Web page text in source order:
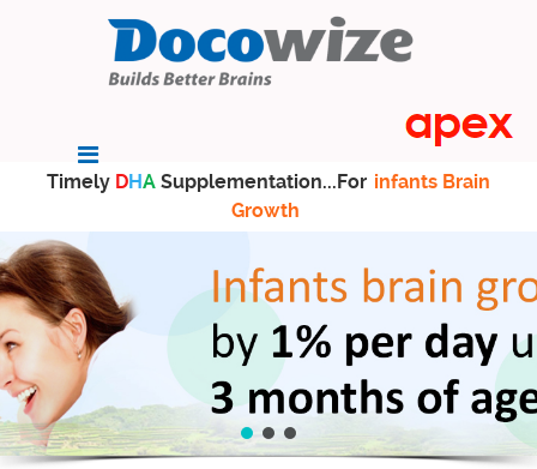
Timely DHA Supplementation...For infants Brain
Growth